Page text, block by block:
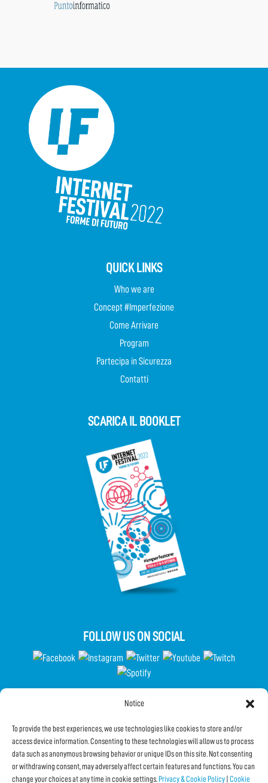
Notice
To provide the best experiences, we use technologies like cookies to store and/or
access device information. Consenting to these technologies will allow us to process
data such as anonymous browsing behavior or unique IDs on this site. Not consenting
or withdrawing consent, may adversely affect certain features and functions. You can
change your choices at any time in cookie settings. Privacy & Cookie Policy Cookie
QUICK LINKS
Who we are
Concept #Imperfezione
Come Arrivare
Program
Partecipa in Sicurezza
Contatti
SCARICA IL BOOKLET
FOLLOW US ON SOCIAL
Partecipa al Questionario
Subscribe to the Newsletter